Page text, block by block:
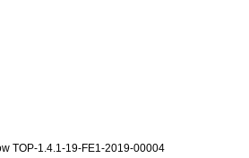
TOP-1.4.1-19-FE1-2019-00004